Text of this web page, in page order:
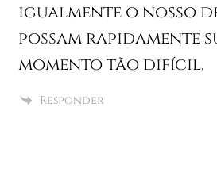
igualmente o nosso
possam rapidamente
momento tão difícil.
Responder